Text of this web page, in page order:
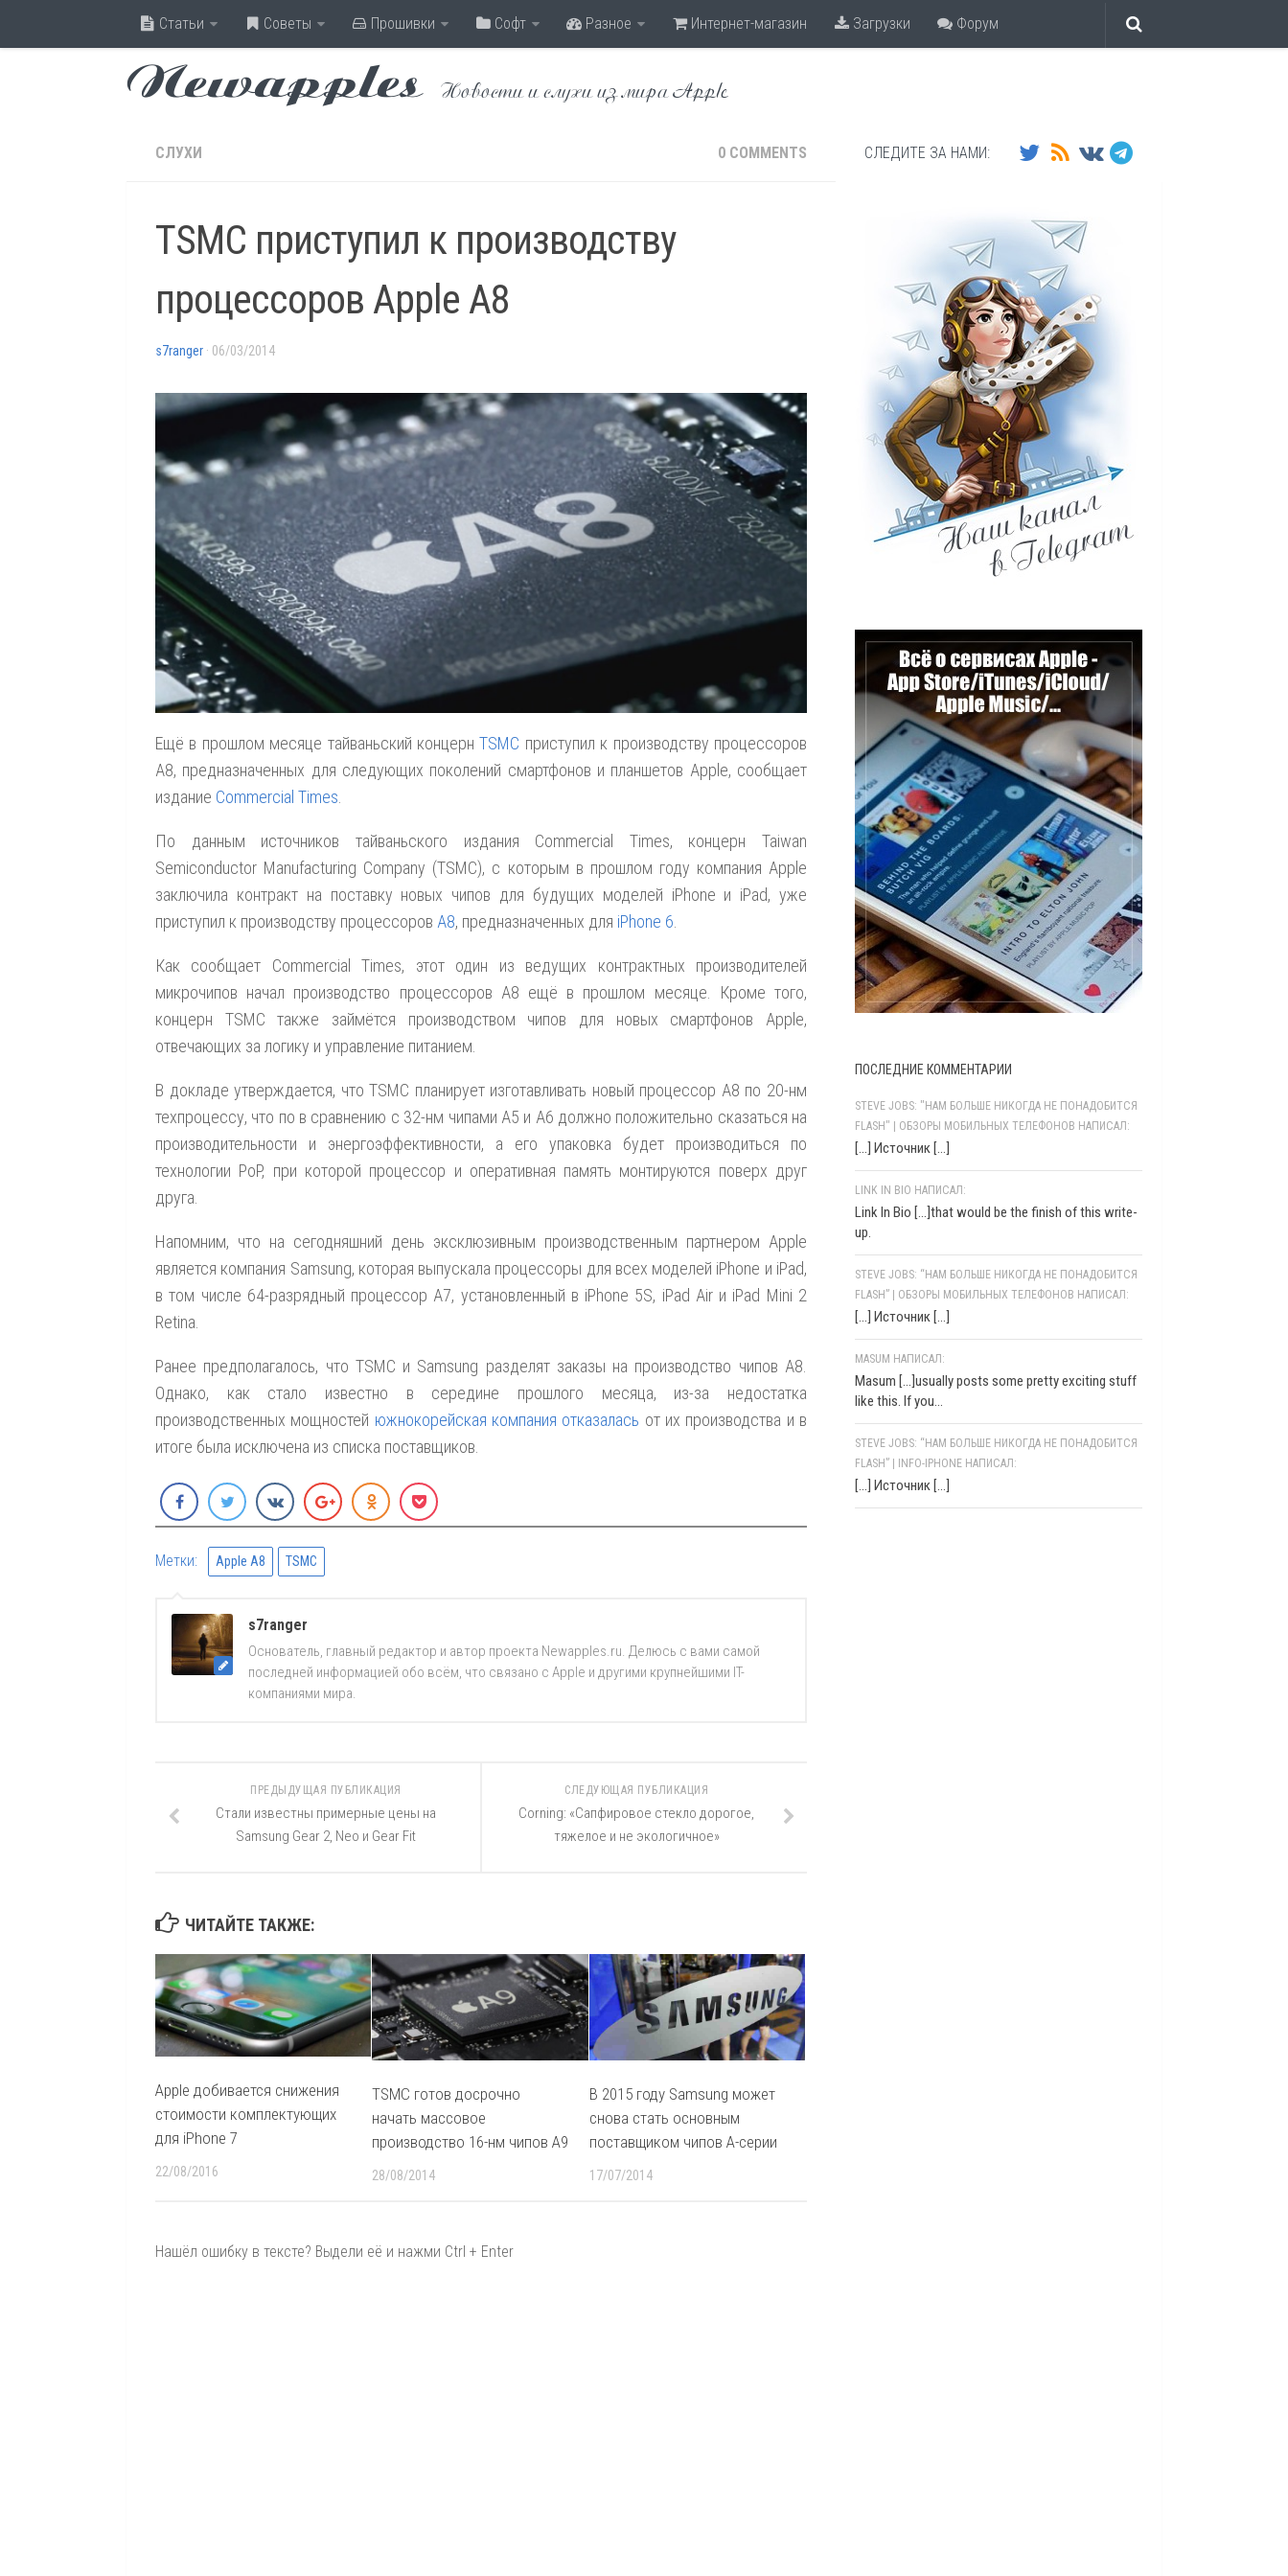
Статьи Советы Прошивки Софт Разное Интернет-магазин Загрузки Форум
Newapples Новости и слухи из мира Apple
СЛУХИ 0 COMMENTS
TSMC приступил к производству
процессоров Apple A8
s7ranger · 06/03/2014
Ещё в прошлом месяце тайваньский концернTSMC приступил к производству процессоров
A8, предназначенных для следующих поколений смартфонов и планшетов Apple, сообщает
издание Commercial Times.
По данным источников тайваньского издания Commercial Times, концерн Taiwan
Semiconductor Manufacturing Company (TSMC), с которым в прошлом году компания Apple
заключила контракт на поставку новых чипов для будущих моделей iPhone и iPad, уже
приступил к производству процессоров A8, предназначенных для iPhone 6.
Как сообщает Commercial Times, этот один из ведущих контрактных производителей
микрочипов начал производство процессоров A8 ещё в прошлом месяце. Кроме того,
концерн TSMC также займётся производством чипов для новых смартфонов Apple,
отвечающих за логику и управление питанием.
В докладе утверждается, что TSMC планирует изготавливать новый процессор A8 по 20-нм
техпроцессу, что по в сравнению с 32-нм чипами А5 и А6 должно положительно сказаться на
производительности и энергоэффективности, а его упаковка будет производиться по
технологии PoP, при которой процессор и оперативная память монтируются поверх друг
друга.
Напомним, что на сегодняшний день эксклюзивным производственным партнером Apple
является компания Samsung, которая выпускала процессоры для всех моделей iPhone и iPad,
в том числе 64-разрядный процессор A7, установленный в iPhone 5S, iPad Air и iPad Mini 2
Retina.
Ранее предполагалось, что TSMC и Samsung разделят заказы на производство чипов А8.
Однако, как стало известно в середине прошлого месяца, из-за недостатка
производственных мощностей южнокорейская компания отказалась от их производства и в
итоге была исключена из списка поставщиков.
Метки: Apple A8 TSMC
s7ranger
Основатель, главный редактор и автор проекта Newapples.ru. Делюсь с вами самой
последней информацией обо всём, что связано с Apple и другими крупнейшими IT-
компаниями мира.
СЛЕДУЮЩАЯ ПУБЛИКАЦИЯ
Corning: «Сапфировое стекло дорогое,
тяжелое и не экологичное»
ПРЕДЫДУЩАЯ ПУБЛИКАЦИЯ
Стали известны примерные цены на
Samsung Gear 2, Neo и Gear Fit
ЧИТАЙТЕ ТАКЖЕ:
Apple добивается снижения
стоимости комплектующих
для iPhone 7
22/08/2016
TSMC готов досрочно
начать массовое
производство 16-нм чипов A9
28/08/2014
В 2015 году Samsung может
снова стать основным
поставщиком чипов A-серии
17/07/2014
Нашёл ошибку в тексте? Выдели её и нажми Ctrl + Enter
СЛЕДИТЕ ЗА НАМИ:
ПОСЛЕДНИЕ КОММЕНТАРИИ
STEVE JOBS: "НАМ БОЛЬШЕ НИКОГДА НЕ ПОНАДОБИТСЯ
FLASH" | ОБЗОРЫ МОБИЛЬНЫХ ТЕЛЕФОНОВ НАПИСАЛ:
[…] Источник […]
LINK IN BIO НАПИСАЛ:
Link In Bio [...]that would be the finish of this write-
up.
STEVE JOBS: “НАМ БОЛЬШЕ НИКОГДА НЕ ПОНАДОБИТСЯ
FLASH” | ОБЗОРЫ МОБИЛЬНЫХ ТЕЛЕФОНОВ НАПИСАЛ:
[…] Источник […]
MASUM НАПИСАЛ:
Masum [...]usually posts some pretty exciting stuff
like this. If you...
STEVE JOBS: “НАМ БОЛЬШЕ НИКОГДА НЕ ПОНАДОБИТСЯ
FLASH” | INFO-IPHONE НАПИСАЛ:
[…] Источник […]